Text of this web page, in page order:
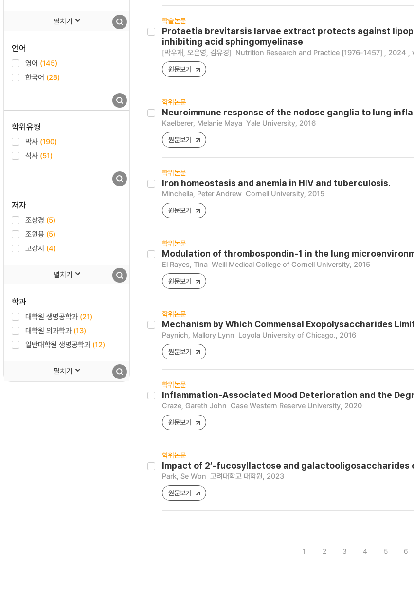
펼치기
언어
영어 (145)
한국어 (28)
학위유형
박사 (190)
석사 (51)
저자
조상경 (5)
조원용 (5)
고강지 (4)
펼치기
학과
대학원 생명공학과 (21)
대학원 의과학과 (13)
일반대학원 생명공학과 (12)
펼치기
학술논문
Protaetia brevitarsis larvae extract protects against
inhibiting acid sphingomyelinase
[박우재, 오은영, 김유경] Nutrition Research and Practice [1976-1457] , 2024 ,
원문보기
학위논문
Neuroimmune response of the nodose ganglia to lung
Kaelberer, Melanie Maya Yale University, 2016
원문보기
학위논문
Iron homeostasis and anemia in HIV and tuberculosis.
Minchella, Peter Andrew Cornell University, 2015
원문보기
학위논문
Modulation of thrombospondin-1 in the lung
El Rayes, Tina Weill Medical College of Cornell University, 2015
원문보기
학위논문
Mechanism by Which Commensal Exopolysaccharides
Paynich, Mallory Lynn Loyola University of Chicago., 2016
원문보기
학위논문
Inflammation-Associated Mood Deterioration and the
Craze, Gareth John Case Western Reserve University, 2020
원문보기
학위논문
Impact of 2’-fucosyllactose and
Park, Se Won 고려대학교 대학원, 2023
원문보기
1 2 3 4 5 6